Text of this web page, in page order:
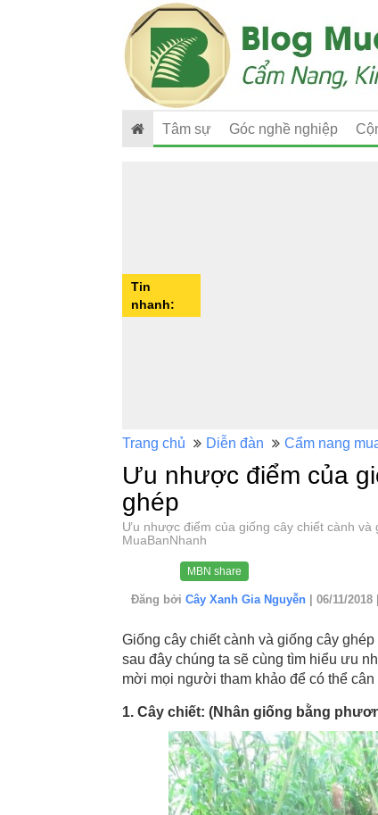
Tâm sự Góc nghề nghiệp
Tin
nhanh:
Trang chủ Diễn đàn Cẩm nang
Ưu nhược điểm của
ghép
Ưu nhược điểm của giống cây chiết cành và
MuaBanNhanh
MBN share
Đăng bởi Cây Xanh Gia Nguyễn | 06/11/2018 |
Giống cây chiết cành và giống cây
sau đây chúng ta sẽ cùng tìm hiểu ưu
mời mọi người tham khảo để có thể
1. Cây chiết: (Nhân giống bằng